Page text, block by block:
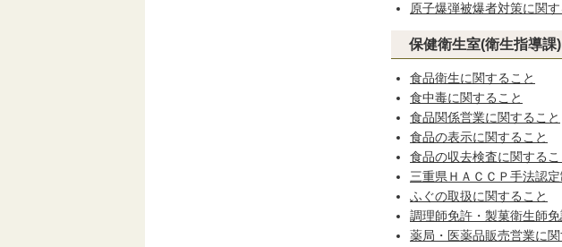
原子爆弾被爆者対策に関す
保健衛生室(衛生指導課)
食品衛生に関すること
食中毒に関すること
食品関係営業に関すること
食品の表示に関すること
食品の収去検査に関するこ
三重県ＨＡＣＣＰ手法認
ふぐの取扱に関すること
調理師免許・製菓衛生師
薬局・医薬品販売営業に関